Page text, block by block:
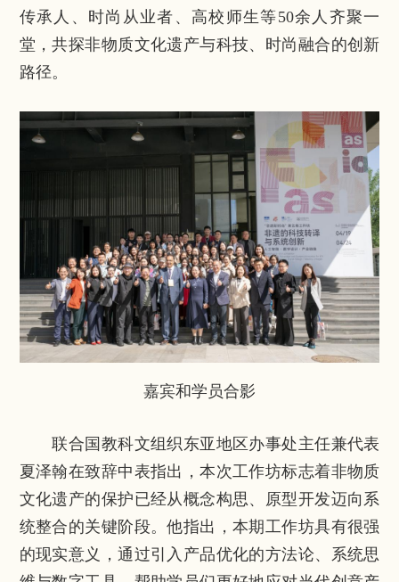
传承人、时尚从业者、高校师生等50余人齐聚一
堂，共探非物质文化遗产与科技、时尚融合的创新
路径。
嘉宾和学员合影
联合国教科文组织东亚地区办事处主任兼代表
夏泽翰在致辞中表指出，本次工作坊标志着非物质
文化遗产的保护已经从概念构思、原型开发迈向系
统整合的关键阶段。他指出，本期工作坊具有很强
的现实意义，通过引入产品优化的方法论、系统思